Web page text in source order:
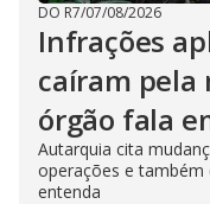
DO R7/07/08/2026
Infrações
caíram pela
órgão fala
Autarquia cita
operações e também
entenda